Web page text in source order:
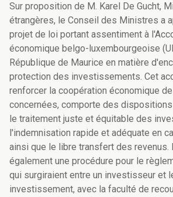
Sur proposition de M. Karel De Gucht,
étrangères, le Conseil des Ministres a
projet de loi portant assentiment à
économique belgo-luxembourgeoise
République de Maurice en matière
protection des investissements. Cet
renforcer la coopération économique
concernées, comporte des
le traitement juste et équitable des
l'indemnisation rapide et adéquate en
ainsi que le libre transfert des revenus.
également une procédure pour le
qui surgiraient entre un investisseur et
investissement, avec la faculté de